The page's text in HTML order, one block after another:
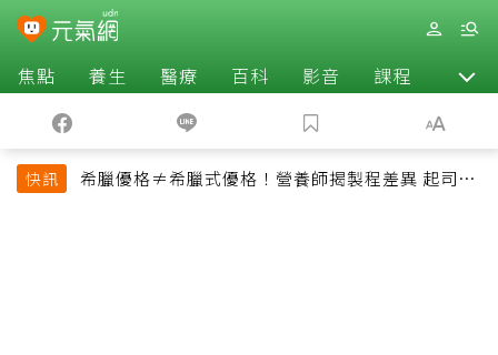
焦點 養生 醫療 百科 影音 課程 退休
快訊
希臘優格≠希臘式優格！營養師揭製程差異 起司片